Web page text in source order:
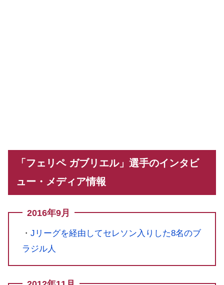
「フェリペ ガブリエル」選手のインタビ
ュー・メディア情報
2016年9月
・ Jリーグを経由してセレソン入りした8名のブ
ラジル人